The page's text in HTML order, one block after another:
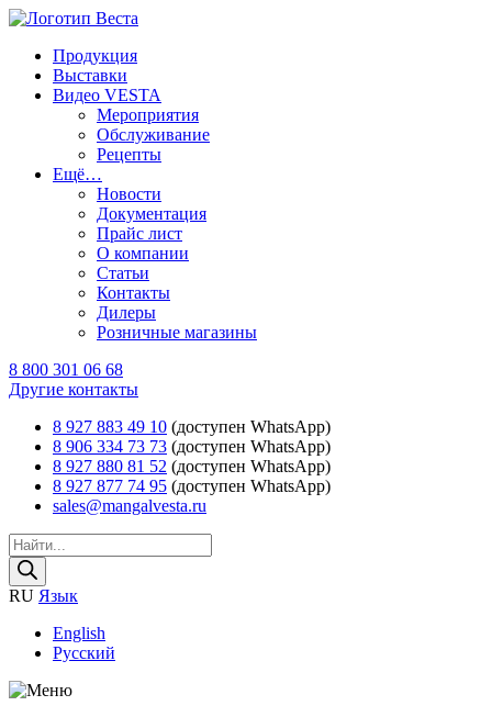
Продукция
Выставки
Видео VESTA
Мероприятия
Обслуживание
Рецепты
Ещё…
Новости
Документация
Прайс лист
О компании
Статьи
Контакты
Дилеры
Розничные магазины
8 800 301 06 68
Другие контакты
8 927 883 49 10 (доступен WhatsApp)
8 906 334 73 73 (доступен WhatsApp)
8 927 880 81 52 (доступен WhatsApp)
8 927 877 74 95 (доступен WhatsApp)
sales@mangalvesta.ru
Поиск
товаров
RU Язык
English
Русский